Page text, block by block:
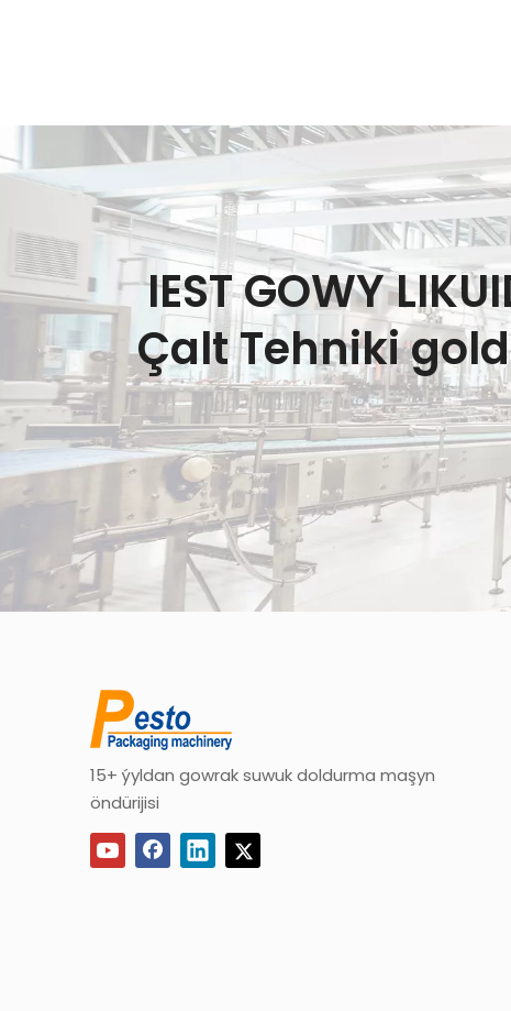
IEST GOWY
Çalt Tehniki
15+ ýyldan gowrak suwuk doldurma maşyn
öndürijisi